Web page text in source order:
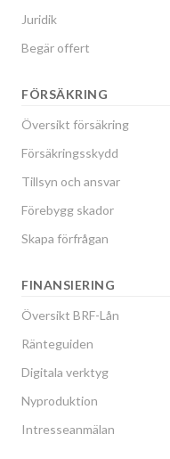
Juridik
Begär offert
FÖRSÄKRING
Översikt försäkring
Försäkringsskydd
Tillsyn och ansvar
Förebygg skador
Skapa förfrågan
FINANSIERING
Översikt BRF-Lån
Ränteguiden
Digitala verktyg
Nyproduktion
Intresseanmälan